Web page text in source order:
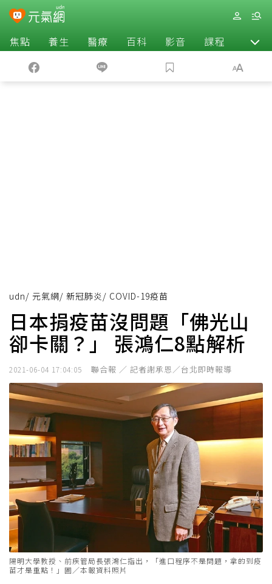
焦點 養生 醫療 百科 影音 課程 退休
udn/ 元氣網/ 新冠肺炎 / COVID-19疫苗
日本捐疫苗沒問題「佛光山
卻卡關？」 張鴻仁8點解析
2021-06-04 17:04:05 聯合報 ／ 記者謝承恩／台北即時報導
陽明大學教授、前疾管局長張鴻仁指出，「進口程序不是問題，拿的到疫
苗才是重點！」圖／本報資料照片